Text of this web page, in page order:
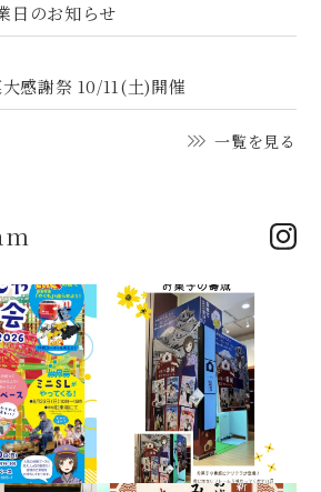
日のお知らせ
感謝祭 10/11(土)開催
一覧を見る